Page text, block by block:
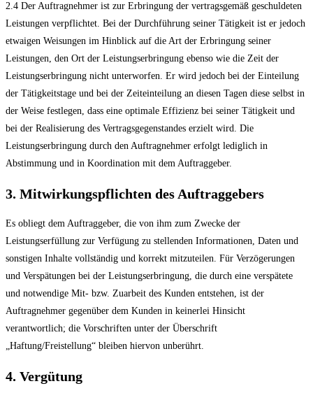
2.4 Der Auftragnehmer ist zur Erbringung der vertragsgemäß geschuldeten
Leistungen verpflichtet. Bei der Durchführung seiner Tätigkeit ist er jedoch
etwaigen Weisungen im Hinblick auf die Art der Erbringung seiner
Leistungen, den Ort der Leistungserbringung ebenso wie die Zeit der
Leistungserbringung nicht unterworfen. Er wird jedoch bei der Einteilung
der Tätigkeitstage und bei der Zeiteinteilung an diesen Tagen diese selbst in
der Weise festlegen, dass eine optimale Effizienz bei seiner Tätigkeit und
bei der Realisierung des Vertragsgegenstandes erzielt wird. Die
Leistungserbringung durch den Auftragnehmer erfolgt lediglich in
Abstimmung und in Koordination mit dem Auftraggeber.
3. Mitwirkungspflichten des Auftraggebers
Es obliegt dem Auftraggeber, die von ihm zum Zwecke der
Leistungserfüllung zur Verfügung zu stellenden Informationen, Daten und
sonstigen Inhalte vollständig und korrekt mitzuteilen. Für Verzögerungen
und Verspätungen bei der Leistungserbringung, die durch eine verspätete
und notwendige Mit- bzw. Zuarbeit des Kunden entstehen, ist der
Auftragnehmer gegenüber dem Kunden in keinerlei Hinsicht
verantwortlich; die Vorschriften unter der Überschrift
„Haftung/Freistellung“ bleiben hiervon unberührt.
4. Vergütung